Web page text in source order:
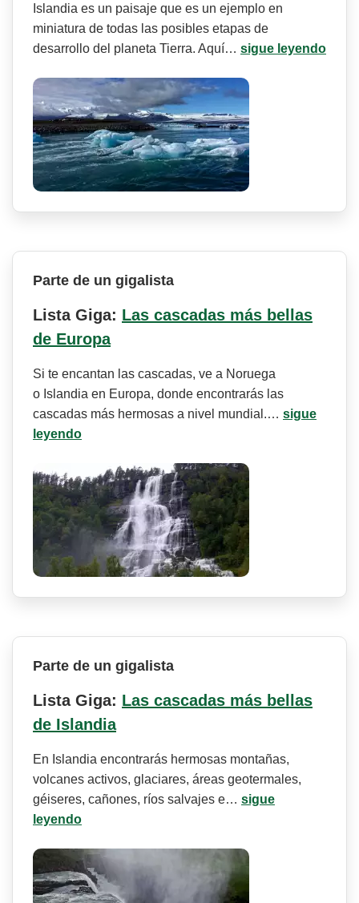
Islandia es un paisaje que es un ejemplo en
miniatura de todas las posibles etapas de
desarrollo del planeta Tierra. Aquí… sigue leyendo
Parte de un gigalista
Lista Giga: Las cascadas más bellas
de Europa
Si te encantan las cascadas, ve a Noruega
o Islandia en Europa, donde encontrarás las
cascadas más hermosas a nivel mundial.… sigue
leyendo
Parte de un gigalista
Lista Giga: Las cascadas más bellas
de Islandia
En Islandia encontrarás hermosas montañas,
volcanes activos, glaciares, áreas geotermales,
géiseres, cañones, ríos salvajes e… sigue
leyendo